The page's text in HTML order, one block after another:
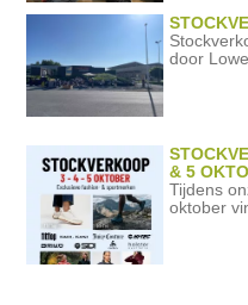
door
& 5
Tijdens
oktober